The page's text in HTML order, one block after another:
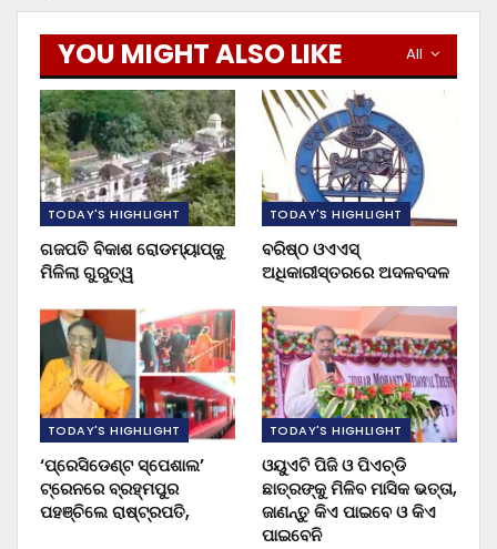
All
YOU MIGHT ALSO LIKE
TODAY'S HIGHLIGHT
ଗଜପତି ବିକାଶ ରୋଡମ୍ୟାପ୍‌କୁ
ମିଳିଲା ଗୁରୁତ୍ୱ
TODAY'S HIGHLIGHT
ବରିଷ୍ଠ ଓଏଏସ୍‌
ଅଧିକାରୀସ୍ତରରେ ଅଦଳବଦଳ
TODAY'S HIGHLIGHT
‘ପ୍ରେସିଡେଣ୍ଟ ସ୍ପେଶାଲ’
ଟ୍ରେନରେ ବ୍ରହ୍ମପୁର
ପହଞ୍ଚିଲେ ରାଷ୍ଟ୍ରପତି,
TODAY'S HIGHLIGHT
ଓୟୁଏଟି ପିଜି ଓ ପିଏଚ୍‌ଡି
ଛାତ୍ରଙ୍କୁ ମିଳିବ ମାସିକ ଭତ୍ତା,
ଜାଣନ୍ତୁ କିଏ ପାଇବେ ଓ କିଏ
ପାଇବେନି